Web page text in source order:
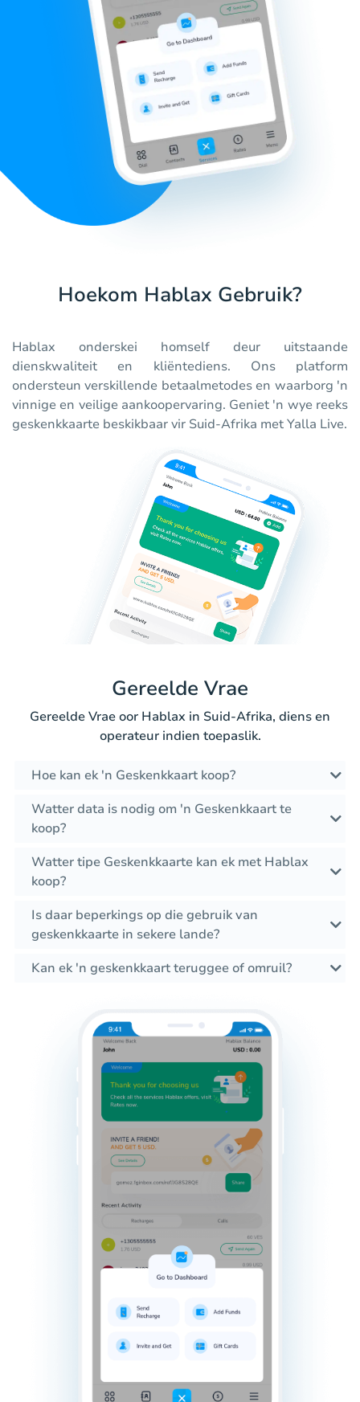
Hoekom Hablax Gebruik?
Hablax onderskei homself deur uitstaande
dienskwaliteit en kliëntediens. Ons platform
ondersteun verskillende betaalmetodes en waarborg 'n
vinnige en veilige aankoopervaring. Geniet 'n wye reeks
geskenkkaarte beskikbaar vir Suid-Afrika met Yalla Live.
Gereelde Vrae
Gereelde Vrae oor Hablax in Suid-Afrika, diens en
operateur indien toepaslik.
Hoe kan ek 'n Geskenkkaart koop?
Watter data is nodig om 'n Geskenkkaart te
koop?
Watter tipe Geskenkkaarte kan ek met Hablax
koop?
Is daar beperkings op die gebruik van
geskenkkaarte in sekere lande?
Kan ek 'n geskenkkaart teruggee of omruil?